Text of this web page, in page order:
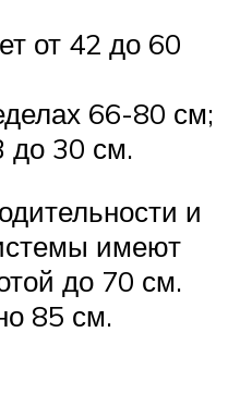
от 42 до 60
66-80 см;
до 30 см.
и
имеют
до 70 см.
85 см.